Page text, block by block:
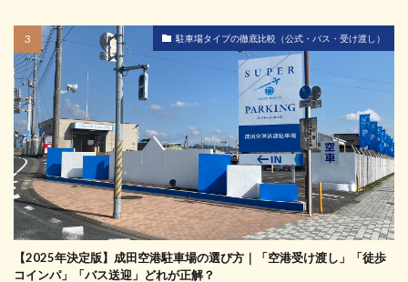
駐車場タイプの徹底比較（公式・バス・受け渡し）
【2025年決定版】成田空港駐車場の選び方｜「空港受け渡し」「徒歩
コインパ」「バス送迎」どれが正解？